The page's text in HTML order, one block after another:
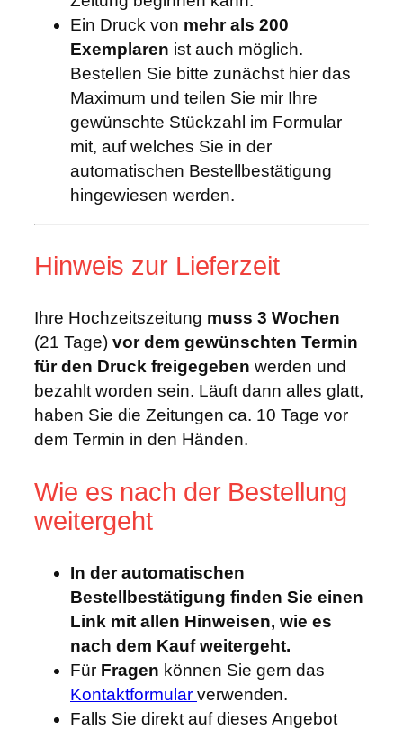
Ein Druck von mehr als 200
Exemplaren ist auch möglich.
Bestellen Sie bitte zunächst hier das
Maximum und teilen Sie mir Ihre
gewünschte Stückzahl im Formular
mit, auf welches Sie in der
automatischen Bestellbestätigung
hingewiesen werden.
Hinweis zur Lieferzeit
Ihre Hochzeitszeitung muss 3 Wochen
(21 Tage) vor dem gewünschten Termin
für den Druck freigegeben werden und
bezahlt worden sein. Läuft dann alles glatt,
haben Sie die Zeitungen ca. 10 Tage vor
dem Termin in den Händen.
Wie es nach der Bestellung
weitergeht
In der automatischen
Bestellbestätigung finden Sie einen
Link mit allen Hinweisen, wie es
nach dem Kauf weitergeht.
Für Fragen können Sie gern das
Kontaktformular verwenden.
Falls Sie direkt auf dieses Angebot